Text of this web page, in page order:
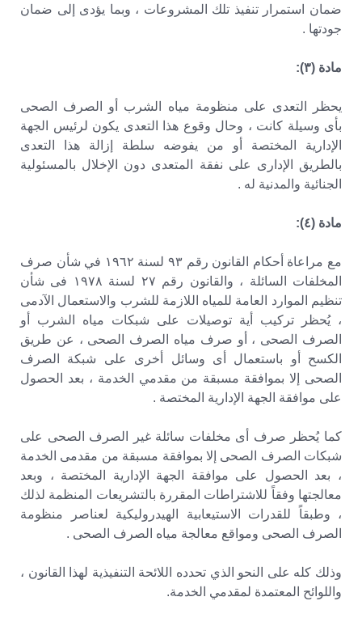
ضمان استمرار تنفيذ تلك المشروعات ، وبما يؤدى إلى ضمان
جودتها .
مادة (۳):
يحظر التعدى على منظومة مياه الشرب أو الصرف الصحى
بأى وسيلة كانت ، وحال وقوع هذا التعدى يكون لرئيس الجهة
الإدارية المختصة أو من يفوضه سلطة إزالة هذا التعدى
بالطريق الإدارى على نفقة المتعدى دون الإخلال بالمسئولية
الجنائية والمدنية له .
مادة (٤):
مع مراعاة أحكام القانون رقم ٩٣ لسنة ١٩٦٢ في شأن صرف
المخلفات السائلة ، والقانون رقم ۲۷ لسنة ۱۹۷۸ فى شأن
تنظيم الموارد العامة للمياه اللازمة للشرب والاستعمال الآدمى
، يُحظر تركيب أية توصيلات على شبكات مياه الشرب أو
الصرف الصحى ، أو صرف مياه الصرف الصحى ، عن طريق
الكسح أو باستعمال أى وسائل أخرى على شبكة الصرف
الصحى إلا بموافقة مسبقة من مقدمي الخدمة ، بعد الحصول
على موافقة الجهة الإدارية المختصة .
كما يُحظر صرف أى مخلفات سائلة غير الصرف الصحى على
شبكات الصرف الصحى إلا بموافقة مسبقة من مقدمى الخدمة
، بعد الحصول على موافقة الجهة الإدارية المختصة ، وبعد
معالجتها وفقاً للاشتراطات المقررة بالتشريعات المنظمة لذلك
، وطبقاً للقدرات الاستيعابية الهيدروليكية لعناصر منظومة
الصرف الصحى ومواقع معالجة مياه الصرف الصحى .
وذلك كله على النحو الذي تحدده اللائحة التنفيذية لهذا القانون ،
واللوائح المعتمدة لمقدمي الخدمة.